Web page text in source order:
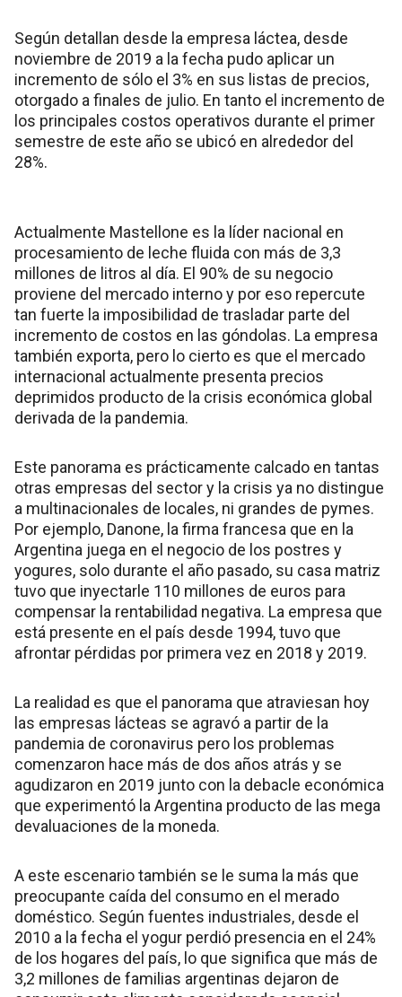
Según detallan desde la empresa láctea, desde
noviembre de 2019 a la fecha pudo aplicar un
incremento de sólo el 3% en sus listas de precios,
otorgado a finales de julio. En tanto el incremento de
los principales costos operativos durante el primer
semestre de este año se ubicó en alrededor del
28%.
Actualmente Mastellone es la líder nacional en
procesamiento de leche fluida con más de 3,3
millones de litros al día. El 90% de su negocio
proviene del mercado interno y por eso repercute
tan fuerte la imposibilidad de trasladar parte del
incremento de costos en las góndolas. La empresa
también exporta, pero lo cierto es que el mercado
internacional actualmente presenta precios
deprimidos producto de la crisis económica global
derivada de la pandemia.
Este panorama es prácticamente calcado en tantas
otras empresas del sector y la crisis ya no distingue
a multinacionales de locales, ni grandes de pymes.
Por ejemplo, Danone, la firma francesa que en la
Argentina juega en el negocio de los postres y
yogures, solo durante el año pasado, su casa matriz
tuvo que inyectarle 110 millones de euros para
compensar la rentabilidad negativa. La empresa que
está presente en el país desde 1994, tuvo que
afrontar pérdidas por primera vez en 2018 y 2019.
La realidad es que el panorama que atraviesan hoy
las empresas lácteas se agravó a partir de la
pandemia de coronavirus pero los problemas
comenzaron hace más de dos años atrás y se
agudizaron en 2019 junto con la debacle económica
que experimentó la Argentina producto de las mega
devaluaciones de la moneda.
A este escenario también se le suma la más que
preocupante caída del consumo en el merado
doméstico. Según fuentes industriales, desde el
2010 a la fecha el yogur perdió presencia en el 24%
de los hogares del país, lo que significa que más de
3,2 millones de familias argentinas dejaron de